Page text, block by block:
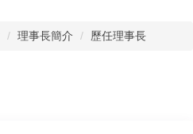
理事長簡介 歷任理事長